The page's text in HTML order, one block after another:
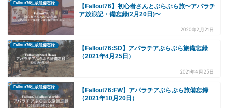
Fallout76生放送備忘録
【Fallout76】初心者さんとぶらぶら旅〜アパラチ
ア放浪記・備忘録(2月20日)〜
2020年2月21日
Fallout76生放送備忘録
【Fallout76:SD】アパラチアぶらぶら旅備忘録
（2021年4月25日）
2021年4月25日
Fallout76生放送備忘録
【Fallout76:FW】アパラチアぶらぶら旅備忘録
（2021年10月20日）